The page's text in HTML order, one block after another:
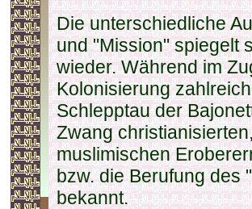
Die unterschiedliche
und "Mission" spiegelt
wieder. Während im
Kolonisierung
Schlepptau der
Zwang
muslimischen
bzw. die Berufung des
bekannt.